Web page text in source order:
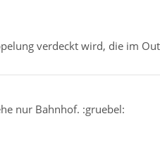
verdeckt wird, die im
nur Bahnhof. :gruebel: